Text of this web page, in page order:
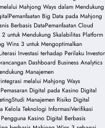
Mahjong Ways dalam Mendukung
Pemanfaatan Big Data pada Mahjong
Berbasis DataPemanfaatan Cloud
untuk Mendukung Skalabilitas Platform
Wins 3 untuk Mengoptimalkan
Investasi terhadap Perilaku Investor
Dashboard Business Analytics
Manajemen
melalui Mahjong Ways
Digital pada Kasino Digital
Studi Manajemen Risiko Digital
Kelola Teknologi InformasiVerifikasi
Kasino Digital Berbasis